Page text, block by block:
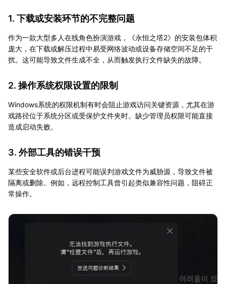
1. 下载或安装环节的不完整问题
作为一款大型多人在线角色扮演游戏，《永恒之塔2》的安装包体积
庞大，在下载或解压过程中易受网络波动或设备存储空间不足的干
扰。这可能导致文件生成不全，从而触发执行文件缺失的故障。
2. 操作系统权限设置的限制
Windows系统的权限机制有时会阻止游戏访问关键资源，尤其在游
戏路径位于系统分区或受保护文件夹时。缺少管理员权限可能直接
造成启动失败。
3. 外部工具的错误干预
某些安全软件或后台进程可能误判游戏文件为威胁源，导致文件被
隔离或删除。例如，远程控制工具曾引起类似兼容性问题，阻碍正
常操作。